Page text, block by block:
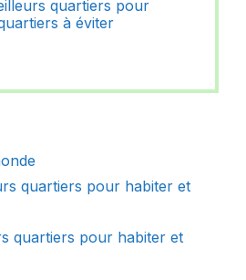
quartiers pour
à éviter
quartiers pour habiter et
quartiers pour habiter et